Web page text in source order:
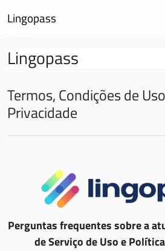
Lingopass
Lingopass
Termos, Condições de
Privacidade
Perguntas frequentes sobre a
de Serviço de Uso e